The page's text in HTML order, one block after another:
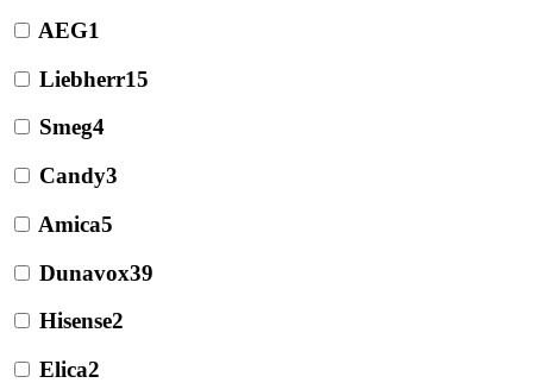
AEG1
Liebherr15
Smeg4
Candy3
Amica5
Dunavox39
Hisense2
Elica2